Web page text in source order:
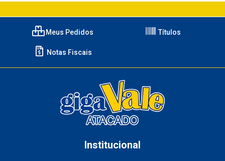
Meus Pedidos Títulos
Notas Fiscais
Institucional